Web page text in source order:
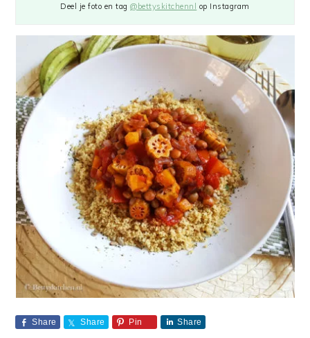
Deel je foto en tag@bettyskitchennl op Instagram
Share Share Pin Share